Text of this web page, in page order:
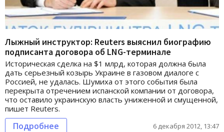
Лыжный инструктор: Reuters выяснил биографию
подписанта договора об LNG-терминале
Историческая сделка на $1 млрд, которая должна была
дать серьезный козырь Украине в газовом диалоге с
Россией, не удалась. Шумиха от этого события была
перекрыта отречением испанской компании от договора,
что оставило украинскую власть униженной и смущенной,
пишет Reuters.
Подробнее 6 декабря 2012, 13:47